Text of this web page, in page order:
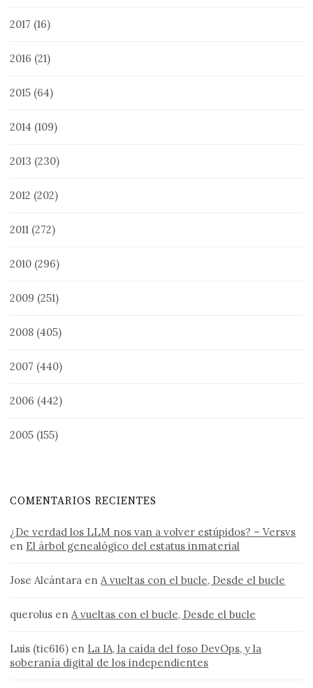
2017 (16)
2016 (21)
2015 (64)
2014 (109)
2013 (230)
2012 (202)
2011 (272)
2010 (296)
2009 (251)
2008 (405)
2007 (440)
2006 (442)
2005 (155)
COMENTARIOS RECIENTES
¿De verdad los LLM nos van a volver estúpidos? – Versvs
en El árbol genealógico del estatus inmaterial
Jose Alcántara enA vueltas con el bucle, Desde el bucle
querolus enA vueltas con el bucle, Desde el bucle
Luis (tic616) en La IA, la caída del foso DevOps, y la
soberanía digital de los independientes